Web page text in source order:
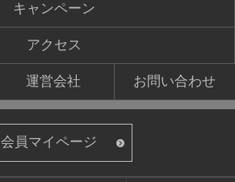
キャンペーン
アクセス
運営会社 お問い合わせ
会員マイページ